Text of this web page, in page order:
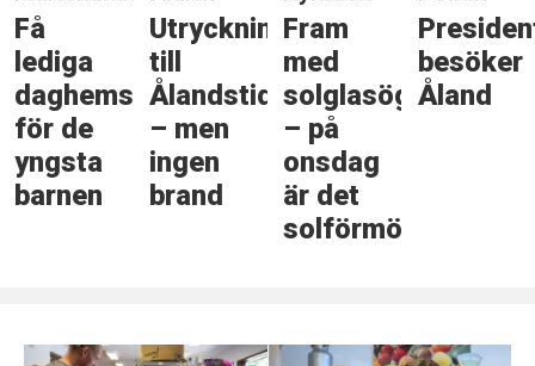
Få
lediga
daghemsplatser
för de
yngsta
barnen
Utryckning
till
Ålandstidningen
– men
ingen
brand
Fram
med
solglasögonen
– på
onsdag
är det
solförmörkelse
besöker
Åland